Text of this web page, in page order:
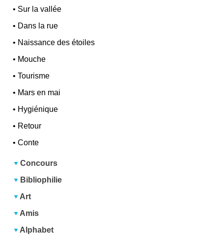
• Sur la vallée
• Dans la rue
• Naissance des étoiles
• Mouche
•Tourisme
• Mars en mai
• Hygiénique
• Retour
•Conte
Concours
Bibliophilie
Art
Amis
Alphabet